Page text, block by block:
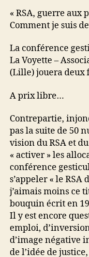
« RSA, guerre aux
Comment je suis
La conférence
La Voyette –
(Lille) jouera deux
A prix libre…
Contrepartie,
pas la suite de 50
vision du RSA et
« activer » les
conférence
s’appeler « le RSA
j’aimais moins ce
bouquin écrit en
Il y est encore
emploi,
d’image négative
de l’idée de